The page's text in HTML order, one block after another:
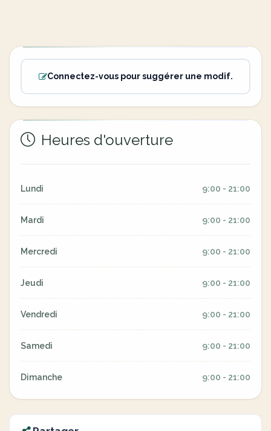
Connectez-vous pour suggérer une modif.
Heures d'ouverture
Lundi 9:00 - 21:00
Mardi 9:00 - 21:00
Mercredi 9:00 - 21:00
Jeudi 9:00 - 21:00
Vendredi 9:00 - 21:00
Samedi 9:00 - 21:00
Dimanche 9:00 - 21:00